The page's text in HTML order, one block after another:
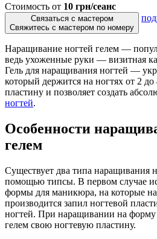
Стоимость от 10 грн/сеанс
Связаться с мастером
Свяжитесь с мастером по номеру
Наращивание ногтей гелем —
ведь ухоженные руки — визитная
Гель для наращивания ногтей —
который держится на ногтях от 2
пластину и позволяет создать
ногтей.
Особенности
гелем
Существует два типа наращивания
помощью типсы. В первом случае
формы для маникюра, на которые
производится запил ногтевой
ногтей. При наращивании на
гелем свою ногтевую пластину.